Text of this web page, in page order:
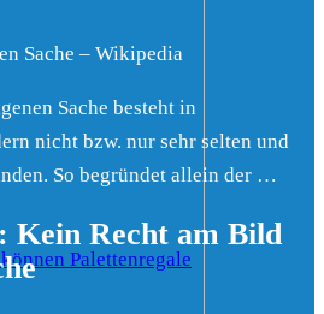
Palettenregale
Sache – Wikipedia
Sache besteht in
nicht bzw. nur sehr selten und
So begründet allein der …
Kein Recht am Bild